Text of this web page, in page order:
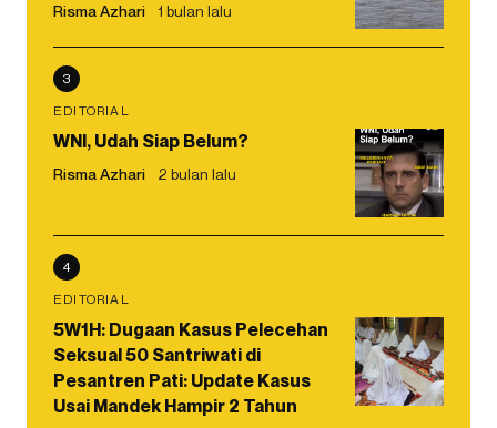
Risma Azhari 1 bulan lalu
3
EDITORIAL
WNI, Udah Siap Belum?
Risma Azhari 2 bulan lalu
4
EDITORIAL
5W1H: Dugaan Kasus Pelecehan
Seksual 50 Santriwati di
Pesantren Pati: Update Kasus
Usai Mandek Hampir 2 Tahun